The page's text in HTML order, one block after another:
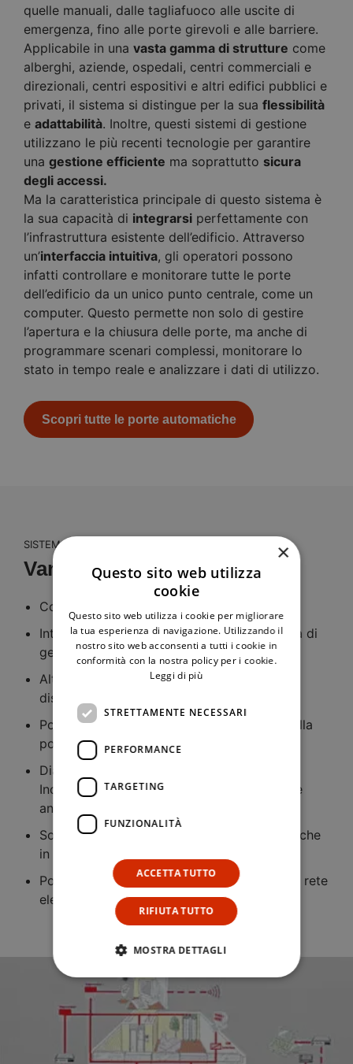
quelle manuali, dalle tagliafuoco alle uscite di
emergenza, fino alle porte girevoli e alle barriere.
Applicabile in unavasta gamma di strutture come
alberghi, aziende, ospedali, centri commerciali e
direzionali, centri espositivi e altri edifici pubblici e
privati, il sistema si distingue per la suaflessibilità
eadattabilità. Inoltre, questi sistemi di gestione
utilizzano le più recenti tecnologie per garantire
unagestione efficiente ma soprattutto sicura
degli accessi.
Ma la caratteristica principale di questo sistema è
la sua capacità di integrarsi perfettamente con
l’infrastruttura esistente dell’edificio. Attraverso
un’interfaccia intuitiva, gli operatori possono
infatti controllare e monitorare tutte le porte
dell’edificio da un unico punto centrale, come un
computer. Questo permette non solo di gestire
l’apertura e la chiusura delle porte, ma anche di
programmare scenari complessi, monitorare lo
stato in tempo reale e analizzare i dati di utilizzo.
Scopri tutte le porte automatiche
SISTEMA DI GESTIONE EDIFICI
Vantaggi
Convenienza e massima funzionalità
Integrazione flessibile e diretta nella tecnica di
gestione dell’edificio
Alto grado di flessibilità con comando a
distanza e azionamento automatico
Possibilità di modificare tutte le funzioni della
porta dalla centrale di gestione
Diagnosi e manutenzione a distanza
Incremento della sicurezza grazie all’allarme
antifurto standardizzato
Soluzione economicamente vantaggiosa anche
in caso di rinnovamento
Possibilità di trasmissione dati attraverso la rete
elettrica esistente
×
Questo sito web utilizza
cookie
Questo sito web utilizza i cookie per migliorare
la tua esperienza di navigazione. Utilizzando il
nostro sito web acconsenti a tutti i cookie in
conformità con la nostra policy per i cookie.
Leggi di più
STRETTAMENTE NECESSARI
PERFORMANCE
TARGETING
FUNZIONALITÀ
ACCETTA TUTTO
RIFIUTA TUTTO
MOSTRA DETTAGLI